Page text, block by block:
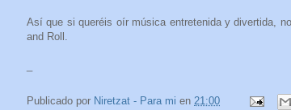
Así que si queréis oír música entretenida y divertida,
and Roll.
Publicado por Niretzat - Para mi en 21:00